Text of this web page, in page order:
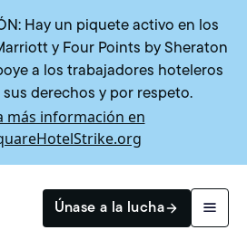
Hay un piquete activo en los
y Four Points by Sheraton
a los trabajadores hoteleros
derechos y por respeto.
más información en
Únase a la lucha